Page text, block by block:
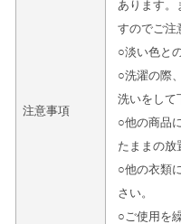
注意事項
あります。
すのでご注
○淡い色と
○洗濯の際
洗いをして
○他の商品
たままの放
○他の衣類
さい。
○ご使用を